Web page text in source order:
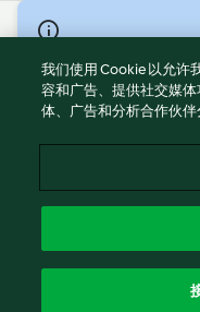
© Copyright 2021-2023
2026
使用规定
Cookies
ICP许可证号：沪通信管
我们使用 Cookie 以允许
容和广告、提供社交媒
体、广告和分析合作伙伴